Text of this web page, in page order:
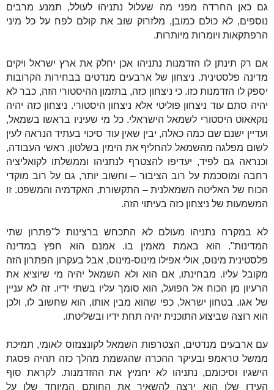
גם כאן החרדה מפני מה שעלול נתניהו לעולל, תמנע מרבים
נוספים, לא כולם כמובן, מלזרוק שוב את קולם לפח על כל מיני
הרפתקאות ויומרות מיותרות.
אם רק תינתן לו הזדמנות נתניהו אכן יחלק את ארץ ישראל ויקים
מדינה פלסטינית. ניצחון של ארבעים מנדטים בבחירות הקרובות
יספק לו הזדמנות כזו. כי ניצחון כזה, בתזמון ההיסטורי הזה, כבר לא
יהיה סתם עוד ניצחון פוליטי אלא ניצחון היסטורי. ניצחון כזה יהיה
נוקאאוט היסטורי לשמאל הישראלי. כל מי שעיניו בראשו בשמאל,
ועדיין ישנם שם כמה כאלה, יבין שאין עוד סיכוי בעתיד הנראה לעין
לשום מפלגה מהשמאל להחליף את הימין בשלטון. ראשי העבודה,
וכנראה גם לפיד, יעדיפו להצטרף לנתניהו וממשלתו לקואליציה
רחבה ומוסכמת על רוב הציבור – וחשוב יותר, גם על רוב מוקדי
הכוח של האליטה השמאלנית – התקשורת, האקדמיה והמשפט. זו
המשמעות של ניצחון כזה בעיתוי הזה.
לא במקרה נתניהו מעולם לא התכחש ברצינות ל"פתרון שתי
המדינות". הוא באמת מאמין בו. אמנם הוא חפץ במדינה
פלסטינית מינוס, אולי אפילו מינוס-מינוס, אבל בעקרון הפתרון הזה
מקובל עליו. מבחינתו, אם הוא ולא השמאל יהיה מי שיוציא את
הרעיון מן הכוח אל הפועל, הוא סומך עליו בשתי ידיו. זה לא עניין
של אגו. בטחון ישראל, כפי שהוא מבין אותו, הוא שחשוב לו, ולכן
הוא רוצה שביצוע התוכנית יהיה תחת ידיו ובשליטתו.
עם ארבעים מנדטים, הצטרפות השמאל לקונצנזוס לאומי, תמיכת
ממשל טראמפ ובעיקר ההכרה שהגשמת מהלך כזה תהיה פסגת
הישגיו וסיכומם, נתניהו לא יחמיץ את ההזדמנות. לקראת סוף
העידן שלו הוא ירצה להשאיר את החותם המיוחד שלו על